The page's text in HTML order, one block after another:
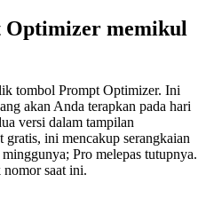
memikul
tombol Prompt Optimizer. Ini
akan Anda terapkan pada hari
versi dalam tampilan
gratis, ini mencakup serangkaian
Pro melepas tutupnya.
saat ini.